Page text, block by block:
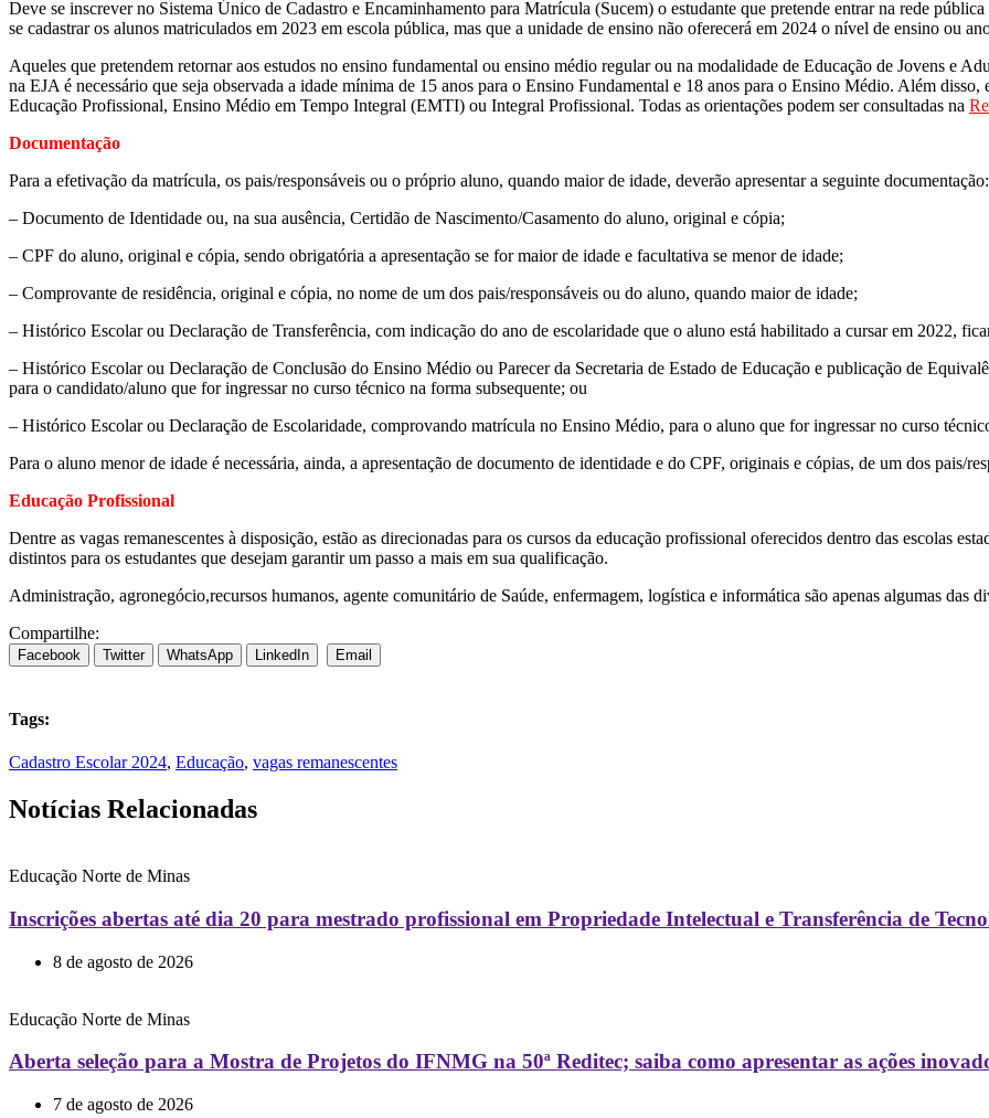
Deve se inscrever no Sistema Único de Cadastro e Encaminhamento para Matrícula (Sucem) o estudante que pretende entrar na rede
se cadastrar os alunos matriculados em 2023 em escola pública, mas que a unidade de ensino não oferecerá em 2024 o nível de ensino ou
Aqueles que pretendem retornar aos estudos no ensino fundamental ou ensino médio regular ou na modalidade de Educação de Jovens e
na EJA é necessário que seja observada a idade mínima de 15 anos para o Ensino Fundamental e 18 anos para o Ensino Médio. Além
Educação Profissional, Ensino Médio em Tempo Integral (EMTI) ou Integral Profissional. Todas as orientações podem ser consultadas na
Documentação
Para a efetivação da matrícula, os pais/responsáveis ou o próprio aluno, quando maior de idade, deverão apresentar a seguinte documentação:
– Documento de Identidade ou, na sua ausência, Certidão de Nascimento/Casamento do aluno, original e cópia;
– CPF do aluno, original e cópia, sendo obrigatória a apresentação se for maior de idade e facultativa se menor de idade;
– Comprovante de residência, original e cópia, no nome de um dos pais/responsáveis ou do aluno, quando maior de idade;
– Histórico Escolar ou Declaração de Transferência, com indicação do ano de escolaridade que o aluno está habilitado a cursar em 2022,
– Histórico Escolar ou Declaração de Conclusão do Ensino Médio ou Parecer da Secretaria de Estado de Educação e publicação de
para o candidato/aluno que for ingressar no curso técnico na forma subsequente; ou
– Histórico Escolar ou Declaração de Escolaridade, comprovando matrícula no Ensino Médio, para o aluno que for ingressar no curso
Para o aluno menor de idade é necessária, ainda, a apresentação de documento de identidade e do CPF, originais e cópias, de um dos pais/
Educação Profissional
Dentre as vagas remanescentes à disposição, estão as direcionadas para os cursos da educação profissional oferecidos dentro das escolas
distintos para os estudantes que desejam garantir um passo a mais em sua qualificação.
Administração, agronegócio,recursos humanos, agente comunitário de Saúde, enfermagem, logística e informática são apenas algumas das
Compartilhe:
Facebook Twitter WhatsApp LinkedIn Email
Tags:
Cadastro Escolar 2024, Educação, vagas remanescentes
Notícias Relacionadas
Educação Norte de Minas
Inscrições abertas até dia 20 para mestrado profissional em Propriedade Intelectual e Transferência de
8 de agosto de 2026
Educação Norte de Minas
Aberta seleção para a Mostra de Projetos do IFNMG na 50ª Reditec; saiba como apresentar as ações
7 de agosto de 2026